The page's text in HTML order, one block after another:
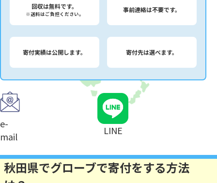
回収は無料です。
※送料はご負担ください。
事前連絡は不要です。
寄付実績は公開します。 寄付先は選べます。
e-
mail
LINE
秋田県でグローブで寄付をする方法